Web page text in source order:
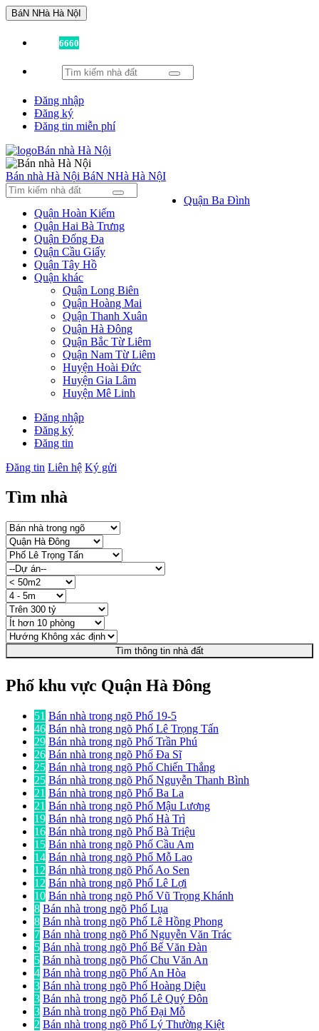
BáN NHà Hà NộI
6660
Đăng nhập
Đăng ký
Đăng tin miễn phí
Bán nhà Hà Nội BáN NHà Hà NộI
Quận Ba Đình
Quận Hoàn Kiếm
Quận Hai Bà Trưng
Quận Đống Đa
Quận Cầu Giấy
Quận Tây Hồ
Quận khác
Quận Long Biên
Quận Hoàng Mai
Quận Thanh Xuân
Quận Hà Đông
Quận Bắc Từ Liêm
Quận Nam Từ Liêm
Huyện Hoài Đức
Huyện Gia Lâm
Huyện Mê Linh
Đăng nhập
Đăng ký
Đăng tin
Đăng tin Liên hệ Ký gửi
Tìm nhà
Tìm thông tin nhà đất
Phố khu vực Quận Hà Đông
51 Bán nhà trong ngõ Phố 19-5
46 Bán nhà trong ngõ Phố Lê Trọng Tấn
29 Bán nhà trong ngõ Phố Trần Phú
26 Bán nhà trong ngõ Phố Đa Sĩ
25 Bán nhà trong ngõ Phố Chiến Thắng
25 Bán nhà trong ngõ Phố Nguyễn Thanh Bình
21 Bán nhà trong ngõ Phố Ba La
21 Bán nhà trong ngõ Phố Mậu Lương
19 Bán nhà trong ngõ Phố Hà Trì
16 Bán nhà trong ngõ Phố Bà Triệu
15 Bán nhà trong ngõ Phố Cầu Am
14 Bán nhà trong ngõ Phố Mỗ Lao
12 Bán nhà trong ngõ Phố Ao Sen
12 Bán nhà trong ngõ Phố Lê Lợi
10 Bán nhà trong ngõ Phố Vũ Trọng Khánh
8 Bán nhà trong ngõ Phố Lụa
8 Bán nhà trong ngõ Phố Lê Hồng Phong
7 Bán nhà trong ngõ Phố Nguyễn Văn Trác
5 Bán nhà trong ngõ Phố Bế Văn Đàn
5 Bán nhà trong ngõ Phố Chu Văn An
4 Bán nhà trong ngõ Phố An Hòa
3 Bán nhà trong ngõ Phố Hoàng Diệu
3 Bán nhà trong ngõ Phố Lê Quý Đôn
3 Bán nhà trong ngõ Phố Đại Mỗ
2 Bán nhà trong ngõ Phố Lý Thường Kiệt